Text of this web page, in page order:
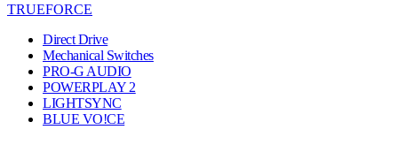
TRUEFORCE
Direct Drive
Mechanical Switches
PRO-G AUDIO
POWERPLAY 2
LIGHTSYNC
BLUE VO!CE